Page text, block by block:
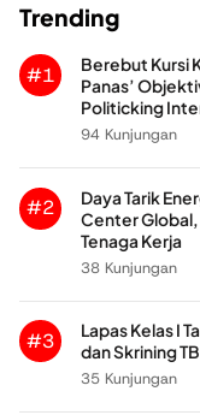
Trending
#1
Berebut Kursi
Panas’
Politicking
94 Kunjungan
#2
Daya Tarik
Center Global,
Tenaga Kerja
38 Kunjungan
#3
Lapas Kelas I
dan Skrining
35 Kunjungan